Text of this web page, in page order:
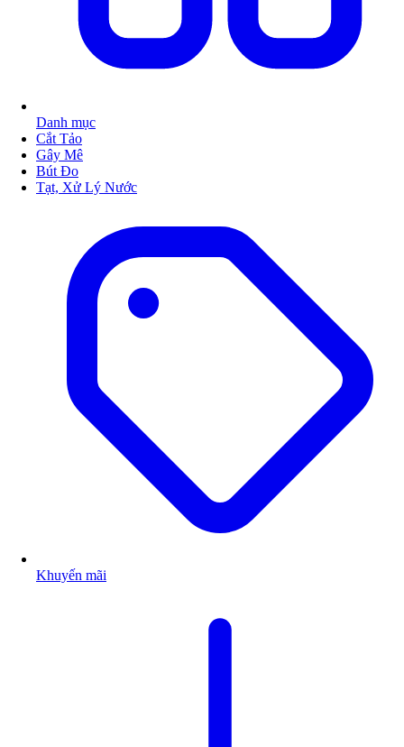
Danh mục
Cắt Tảo
Gây Mê
Bút Đo
Tạt, Xử Lý Nước
Khuyến mãi